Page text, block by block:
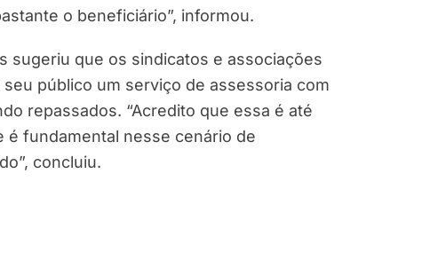
o beneficiário”, informou.
sugeriu que os sindicatos e associações
público um serviço de assessoria com
repassados. “Acredito que essa é até
é fundamental nesse cenário de
concluiu.